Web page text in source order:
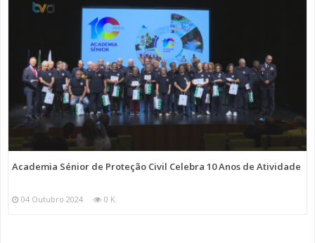
Academia Sénior de Proteção Civil Celebra 10 Anos de Atividade
04 Outubro 2024 0 K